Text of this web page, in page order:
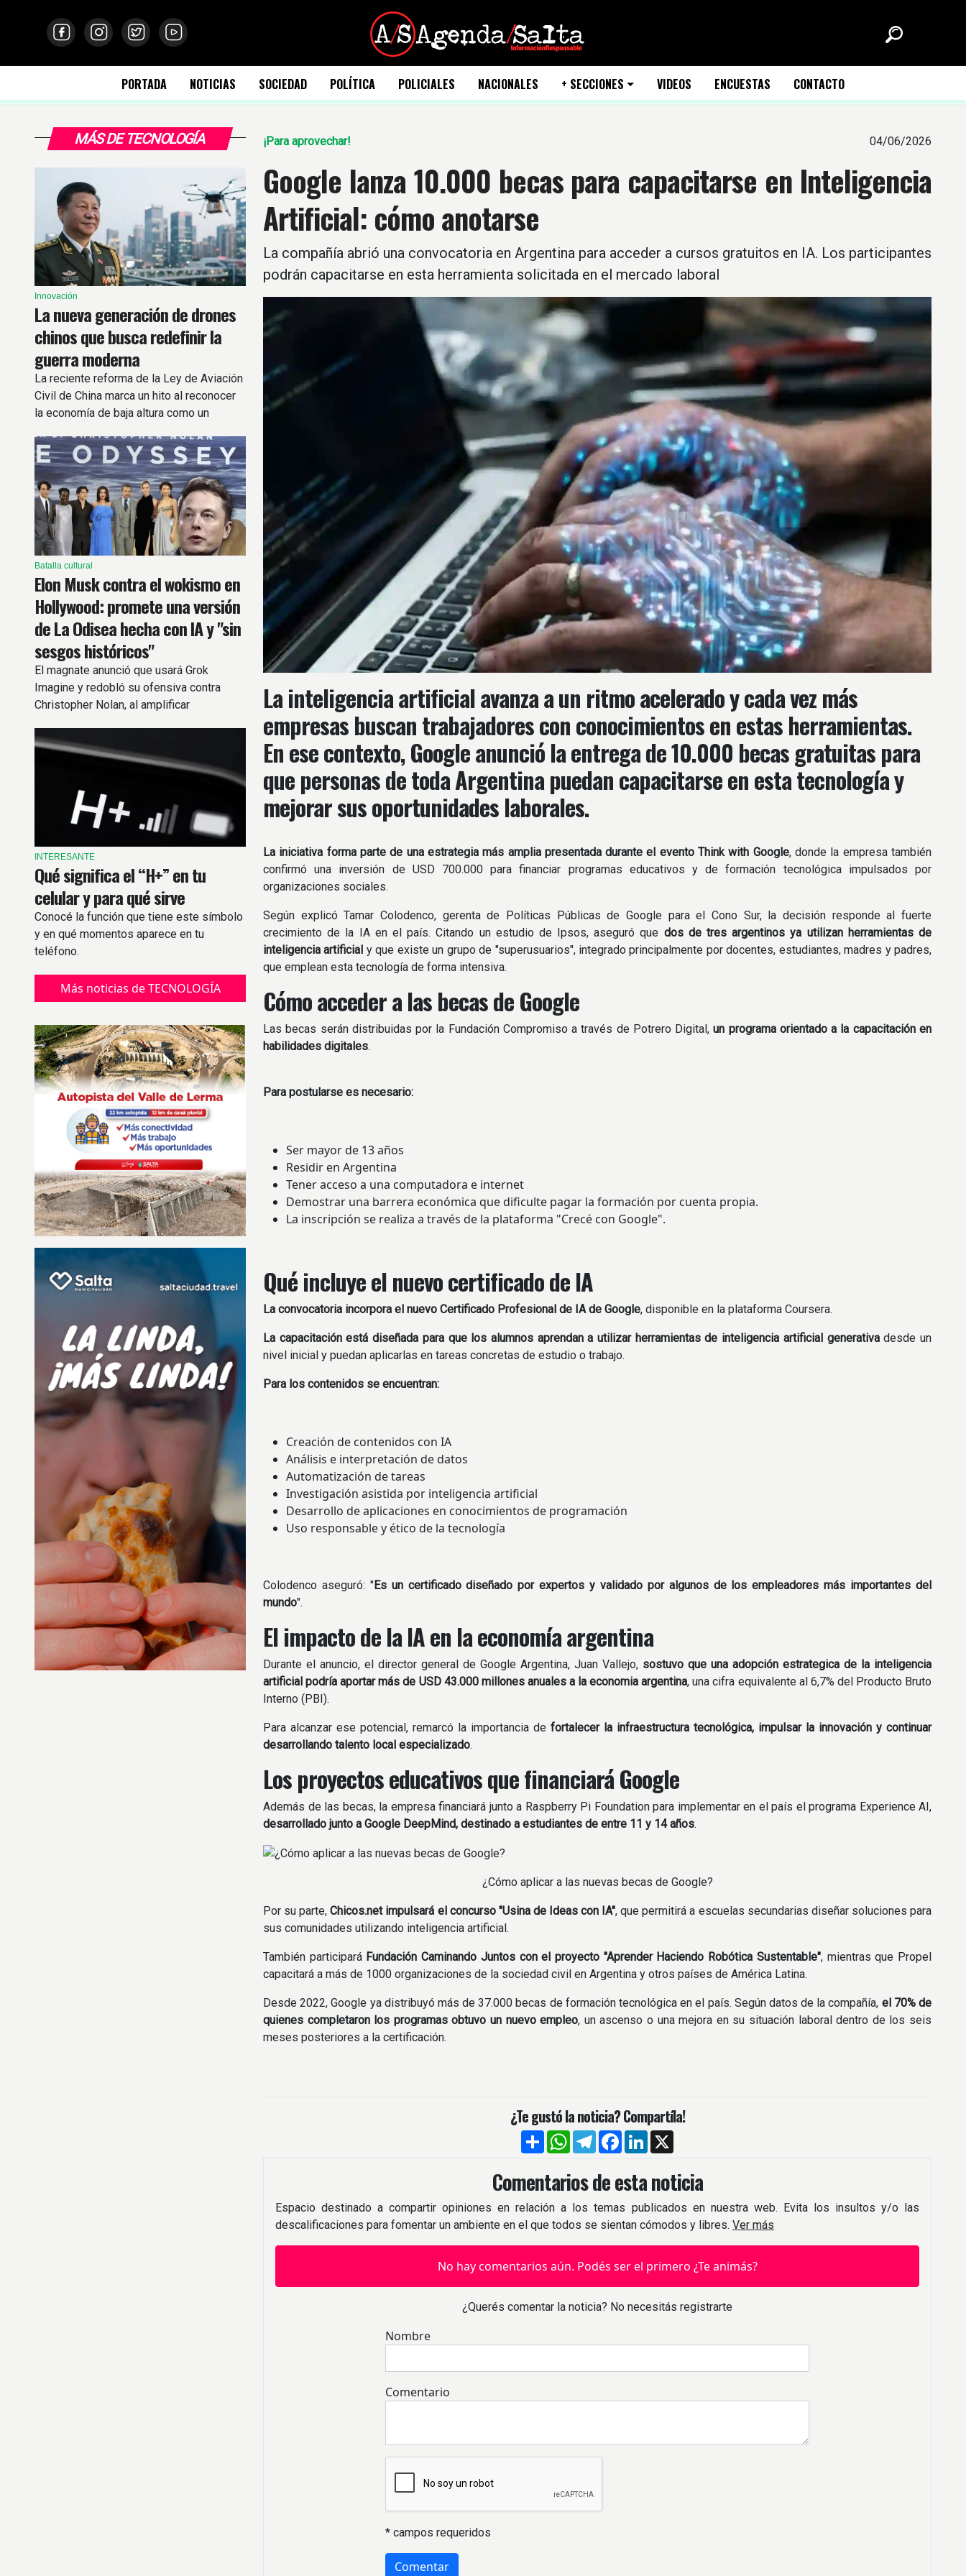
PORTADA NOTICIAS SOCIEDAD POLÍTICA POLICIALES NACIONALES + SECCIONES VIDEOS ENCUESTAS CONTACTO
MÁS DE TECNOLOGÍA
Innovación
La nueva generación de drones
chinos que busca redefinir la
guerra moderna
La reciente reforma de la Ley de Aviación
Civil de China marca un hito al reconocer
la economía de baja altura como un
el enfoque tradicional centrado solo en
restricciones.
Batalla cultural
Elon Musk contra el wokismo en
Hollywood: promete una versión
de La Odisea hecha con IA y "sin
sesgos históricos"
El magnate anunció que usará Grok
Imagine y redobló su ofensiva contra
Christopher Nolan, al amplificar
para destruir Occidente.
INTERESANTE
Qué significa el “H+” en tu
celular y para qué sirve
Conocé la función que tiene este símbolo
y en qué momentos aparece en tu
teléfono.
Más noticias de TECNOLOGÍA
¡Para aprovechar! 04/06/2026
Google lanza 10.000 becas para capacitarse en Inteligencia
Artificial: cómo anotarse
La compañía abrió una convocatoria en Argentina para acceder a cursos gratuitos en IA. Los participantes
podrán capacitarse en esta herramienta solicitada en el mercado laboral
La inteligencia artificial avanza a un ritmo acelerado y cada vez más
empresas buscan trabajadores con conocimientos en estas herramientas.
En ese contexto, Google anunció la entrega de 10.000 becas gratuitas para
que personas de toda Argentina puedan capacitarse en esta tecnología y
mejorar sus oportunidades laborales.
La iniciativa forma parte de una estrategia más amplia presentada durante el evento Think with Google, donde la empresa también
confirmó una inversión de USD 700.000 para financiar programas educativos y de formación tecnológica impulsados por
organizaciones sociales.
Según explicó Tamar Colodenco, gerenta de Políticas Públicas de Google para el Cono Sur, la decisión responde al fuerte
crecimiento de la IA en el país. Citando un estudio de Ipsos, aseguró que dos de tres argentinos ya utilizan herramientas de
inteligencia artificial y que existe un grupo de "superusuarios", integrado principalmente por docentes, estudiantes, madres y padres,
que emplean esta tecnología de forma intensiva.
Cómo acceder a las becas de Google
Las becas serán distribuidas por la Fundación Compromiso a través de Potrero Digital,un programa orientado a la capacitación en
habilidades digitales.
Para postularse es necesario:
Ser mayor de 13 años
Residir en Argentina
Tener acceso a una computadora e internet
Demostrar una barrera económica que dificulte pagar la formación por cuenta propia.
La inscripción se realiza a través de la plataforma "Crecé con Google".
Qué incluye el nuevo certificado de IA
La convocatoria incorpora el nuevo Certificado Profesional de IA de Google, disponible en la plataforma Coursera.
La capacitación está diseñada para que los alumnos aprendan a utilizar herramientas de inteligencia artificial generativadesde un
nivel inicial y puedan aplicarlas en tareas concretas de estudio o trabajo.
Para los contenidos se encuentran:
Creación de contenidos con IA
Análisis e interpretación de datos
Automatización de tareas
Investigación asistida por inteligencia artificial
Desarrollo de aplicaciones en conocimientos de programación
Uso responsable y ético de la tecnología
Colodenco aseguró: "Es un certificado diseñado por expertos y validado por algunos de los empleadores más importantes del
mundo".
El impacto de la IA en la economía argentina
Durante el anuncio, el director general de Google Argentina, Juan Vallejo, sostuvo que una adopción estrategica de la inteligencia
artificial podría aportar más de USD 43.000 millones anuales a la economia argentina, una cifra equivalente al 6,7% del Producto Bruto
Interno (PBI).
Para alcanzar ese potencial, remarcó la importancia de fortalecer la infraestructura tecnológica, impulsar la innovación y continuar
desarrollando talento local especializado.
Los proyectos educativos que financiará Google
Además de las becas, la empresa financiará junto a Raspberry Pi Foundation para implementar en el país el programa Experience AI,
desarrollado junto a Google DeepMind, destinado a estudiantes de entre 11 y 14 años.
¿Cómo aplicar a las nuevas becas de Google?
Por su parte,Chicos.net impulsará el concurso "Usina de Ideas con IA", que permitirá a escuelas secundarias diseñar soluciones para
sus comunidades utilizando inteligencia artificial.
También participará Fundación Caminando Juntos con el proyecto "Aprender Haciendo Robótica Sustentable", mientras que Propel
capacitará a más de 1000 organizaciones de la sociedad civil en Argentina y otros países de América Latina.
Desde 2022, Google ya distribuyó más de 37.000 becas de formación tecnológica en el país. Según datos de la compañía, el 70% de
quienes completaron los programas obtuvo un nuevo empleo, un ascenso o una mejora en su situación laboral dentro de los seis
meses posteriores a la certificación.
¿Te gustó la noticia? Compartíla!
CompartirWhatsApp
TelegramFacebook
LinkedIn
Comentarios de esta noticia
Espacio destinado a compartir opiniones en relación a los temas publicados en nuestra web. Evita los insultos y/o las
descalificaciones para fomentar un ambiente en el que todos se sientan cómodos y libres. Ver más
No hay comentarios aún. Podés ser el primero ¿Te animás?
¿Querés comentar la noticia? No necesitás registrarte
Nombre
Comentario
* campos requeridos